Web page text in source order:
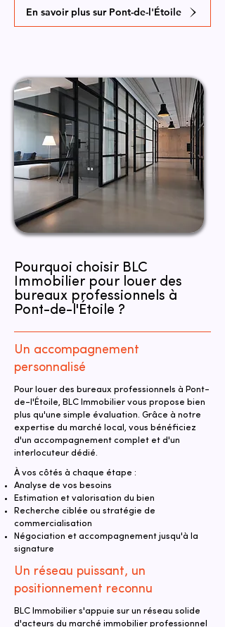
En savoir plus sur Pont-de-l'Étoile
Pourquoi choisir BLC
Immobilier pour louer des
bureaux professionnels à
Pont-de-l'Étoile ?
Un accompagnement
personnalisé
Pour louer des bureaux professionnels à Pont-
de-l'Étoile, BLC Immobilier vous propose bien
plus qu'une simple évaluation. Grâce à notre
expertise du marché local, vous bénéficiez
d'un accompagnement complet et d'un
interlocuteur dédié.
À vos côtés à chaque étape :
Analyse de vos besoins
Estimation et valorisation du bien
Recherche ciblée ou stratégie de
commercialisation
Négociation et accompagnement jusqu'à la
signature
Un réseau puissant, un
positionnement reconnu
BLC Immobilier s'appuie sur un réseau solide
d'acteurs du marché immobilier professionnel